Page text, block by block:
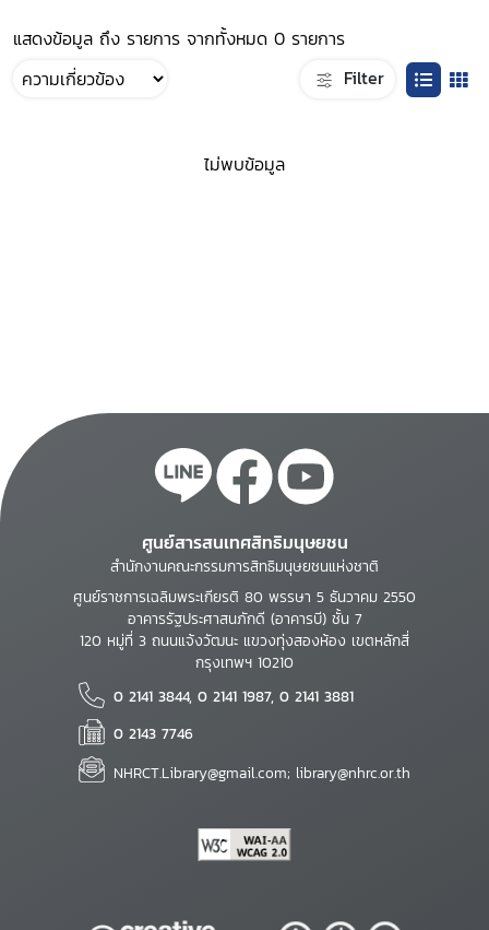
แสดงข้อมูล ถึง รายการ จากทั้งหมด 0 รายการ
Filter
ไม่พบข้อมูล
ศูนย์สารสนเทศสิทธิมนุษยชน
สำนักงานคณะกรรมการสิทธิมนุษยชนแห่งชาติ
ศูนย์ราชการเฉลิมพระเกียรติ 80 พรรษา 5 ธันวาคม 2550
อาคารรัฐประศาสนภักดี (อาคารบี) ชั้น 7
120 หมู่ที่ 3 ถนนแจ้งวัฒนะ แขวงทุ่งสองห้อง เขตหลักสี่
กรุงเทพฯ 10210
0 2141 3844, 0 2141 1987, 0 2141 3881
0 2143 7746
NHRCT.Library@gmail.com; library@nhrc.or.th